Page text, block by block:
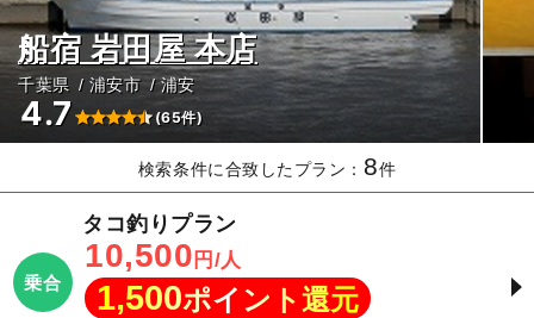
船宿 岩田屋 本店
千葉県 浦安市 浦安
4.7 (65件)
検索条件に合致したプラン： 8件
乗合
タコ釣りプラン
10,500 円/人
1,500ポイント還元